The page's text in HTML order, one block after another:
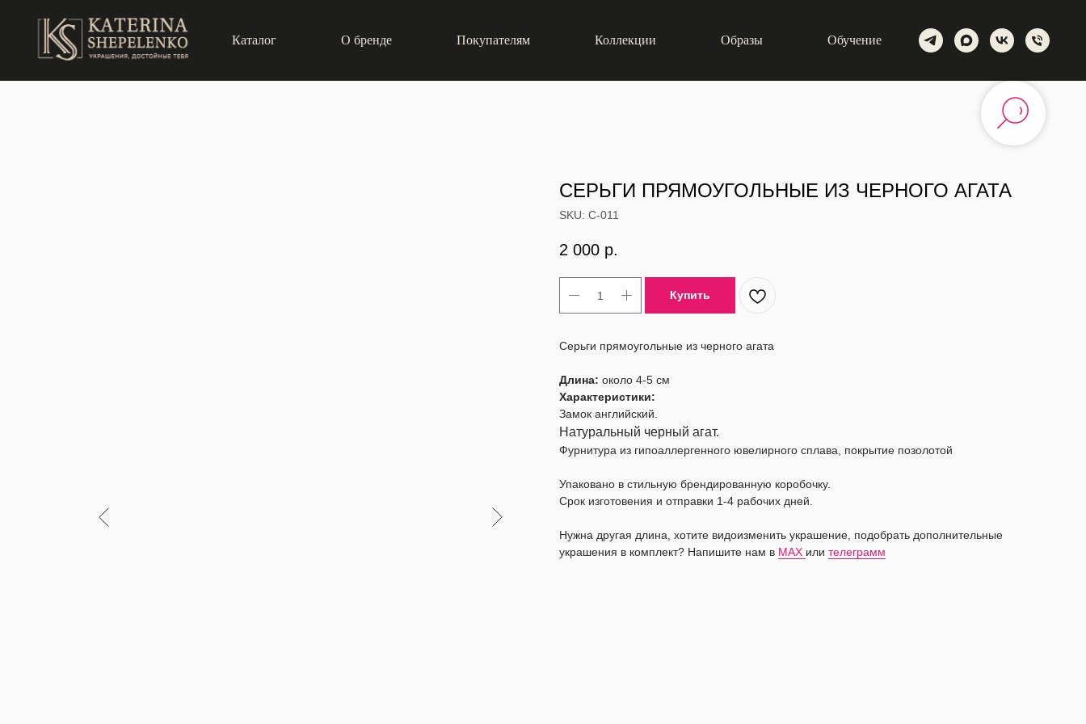
Каталог О бренде Покупателям Коллекции Образы Обучение
СЕРЬГИ ПРЯМОУГОЛЬНЫЕ ИЗ ЧЕРНОГО АГАТА
SKU: С-011
2 000 р.
Купить
Серьги прямоугольные из черного агата
Длина: около 4-5 см
Характеристики:
Замок английский.
Натуральный черный агат.
Фурнитура из гипоаллергенного ювелирного сплава, покрытие позолотой
Упаковано в стильную брендированную коробочку.
Срок изготовения и отправки 1-4 рабочих дней.
Нужна другая длина, хотите видоизменить украшение, подобрать дополнительные
украшения в комплект? Напишите нам в MAX или телеграмм